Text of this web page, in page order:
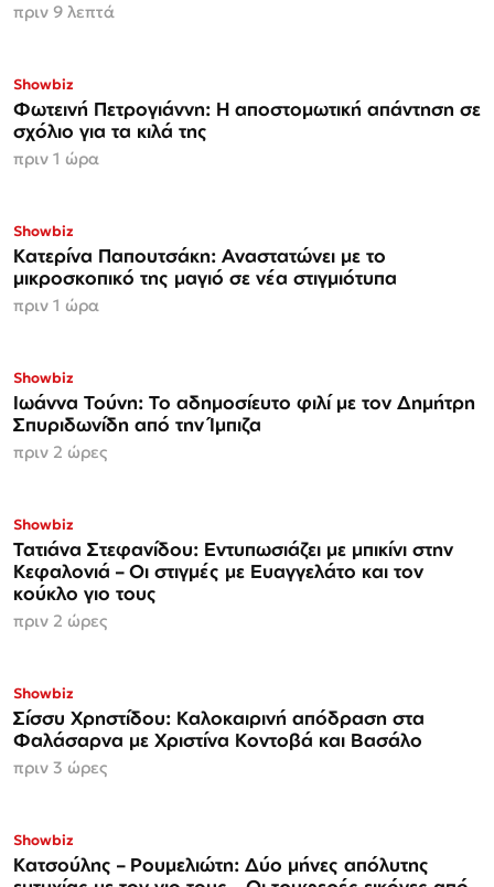
πριν 9 λεπτά
Showbiz
Φωτεινή Πετρογιάννη: Η αποστομωτική απάντηση σε
σχόλιο για τα κιλά της
πριν 1 ώρα
Showbiz
Κατερίνα Παπουτσάκη: Αναστατώνει με το
μικροσκοπικό της μαγιό σε νέα στιγμιότυπα
πριν 1 ώρα
Showbiz
Ιωάννα Τούνη: Το αδημοσίευτο φιλί με τον Δημήτρη
Σπυριδωνίδη από την Ίμπιζα
πριν 2 ώρες
Showbiz
Τατιάνα Στεφανίδου: Εντυπωσιάζει με μπικίνι στην
Κεφαλονιά – Οι στιγμές με Ευαγγελάτο και τον
κούκλο γιο τους
πριν 2 ώρες
Showbiz
Σίσσυ Χρηστίδου: Καλοκαιρινή απόδραση στα
Φαλάσαρνα με Χριστίνα Κοντοβά και Βασάλο
πριν 3 ώρες
Showbiz
Κατσούλης – Ρουμελιώτη: Δύο μήνες απόλυτης